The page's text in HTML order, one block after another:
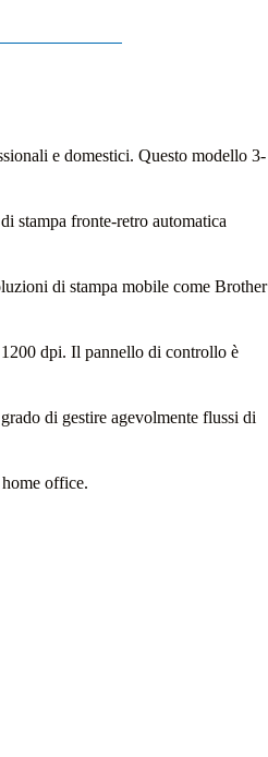
e domestici. Questo modello 3-
stampa fronte-retro automatica
di stampa mobile come Brother
dpi. Il pannello di controllo è
di gestire agevolmente flussi di
office.